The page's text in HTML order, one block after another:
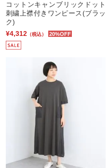
コットンキャンブリックドット
刺繍上襟付きワンピース(ブラッ
ク)
¥4,312 （税込） 20%OFF